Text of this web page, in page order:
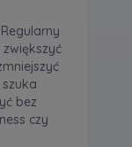
bez
czy